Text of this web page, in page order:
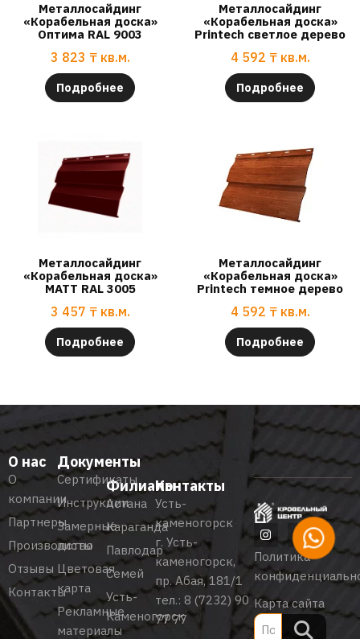
Металлосайдинг
«Корабельная доска»
Оптима RAL 9003
3 823 ₸ кв.м.
Подробнее
Металлосайдинг
«Корабельная доска»
Printech светлое дерево
4 592 ₸ кв.м.
Подробнее
Металлосайдинг
«Корабельная доска»
МАТТ RAL 3005
3 457 ₸ кв.м.
Подробнее
Металлосайдинг
«Корабельная доска»
Printech темное дерево
4 592 ₸ кв.м.
Подробнее
О нас
О
компании
Партнеры
Производство
Отзывы
Контакты
Документы
Сертификаты
Инструкции
Замерные
листы
Цветовая
карта
Рекламные
материалы
Филиалы
Астана
Караганда
Павлодар
Семей
Усть-
Каменогорск
Контакты
Усть-
каменогорск
г. Усть-
каменогорск,
пр. Абая, 181/1
тел.: 8 (7232) 90
77 77
Политика
Карта сайта